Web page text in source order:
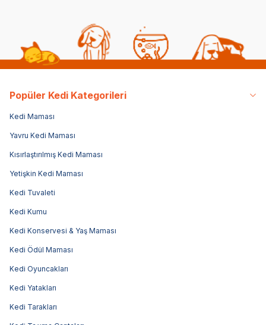
Popüler Kedi Kategorileri
Kedi Maması
Yavru Kedi Maması
Kısırlaştırılmış Kedi Maması
Yetişkin Kedi Maması
Kedi Tuvaleti
Kedi Kumu
Kedi Konservesi & Yaş Maması
Kedi Ödül Maması
Kedi Oyuncakları
Kedi Yatakları
Kedi Tarakları